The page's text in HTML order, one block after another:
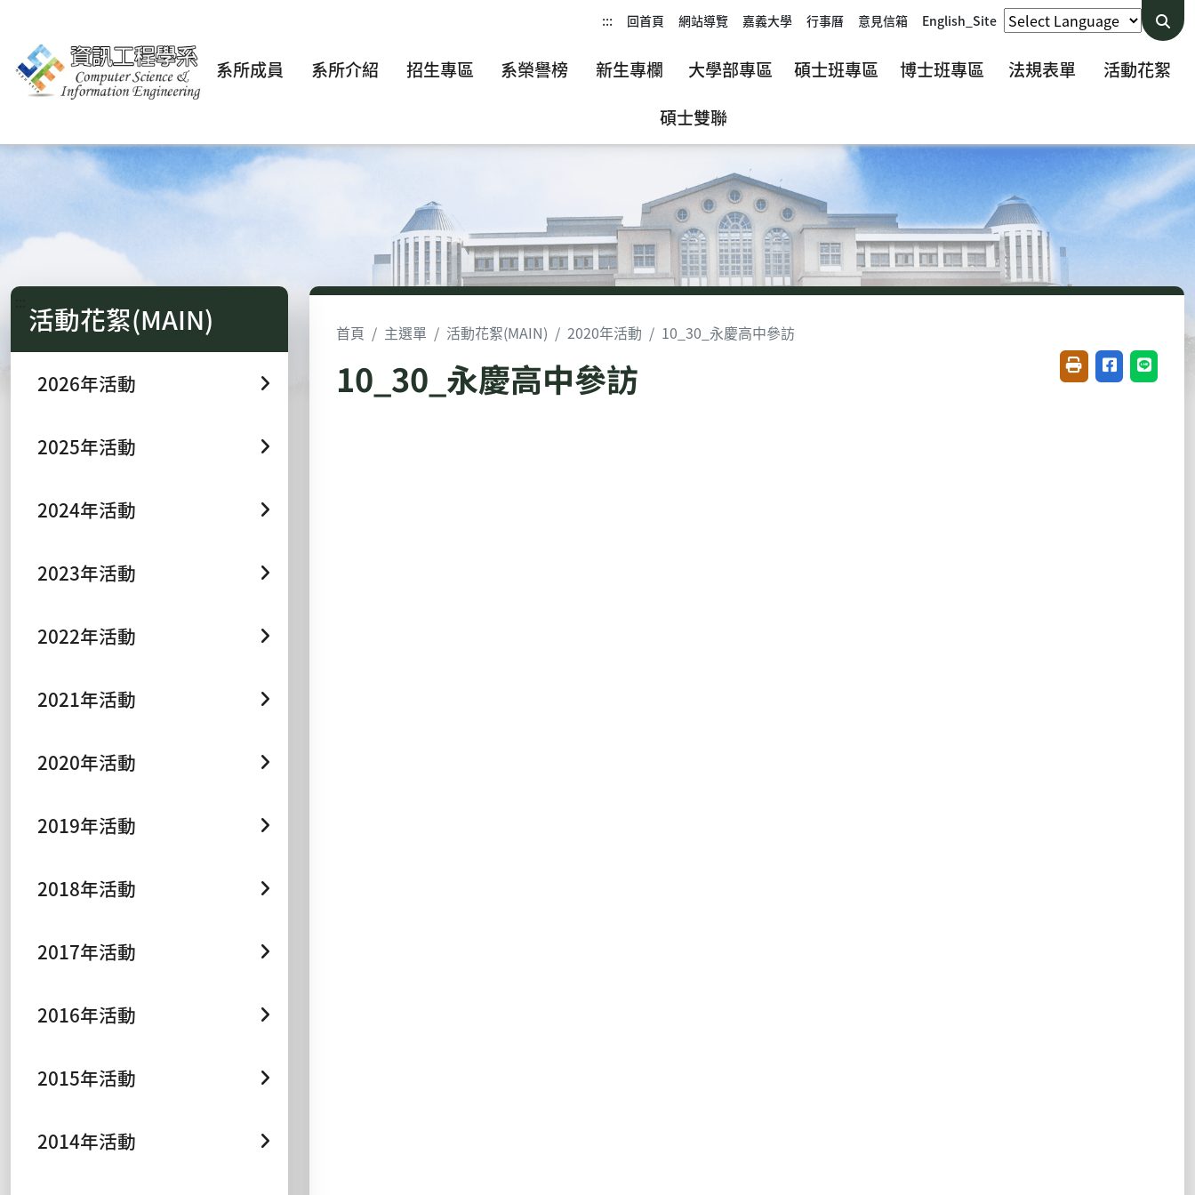
::: 回首頁 網站導覽 嘉義大學 行事曆 意見信箱 English_Site
系所成員 系所介紹 招生專區 系榮譽榜 新生專欄 大學部專區 碩士班專區 博士班專區 法規表單
活動花絮
碩士雙聯
活動花絮(MAIN)
2026年活動
2025年活動
2024年活動
2023年活動
2022年活動
2021年活動
2020年活動
2019年活動
2018年活動
2017年活動
2016年活動
2015年活動
2014年活動
首頁 主選單 活動花絮(MAIN) 2020年活動 10_30_永慶高中參訪
10_30_永慶高中參訪 友善列印(開新視窗)
分享至臉書(
分享至